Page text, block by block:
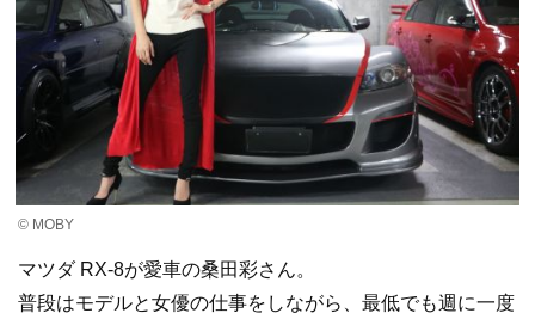
© MOBY
マツダ RX-8が愛車の桑田彩さん。
普段はモデルと女優の仕事をしながら、最低でも週に一度